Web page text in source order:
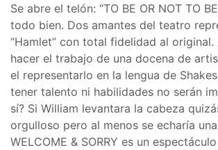
Se abre el telón: “TO BE OR NOT TO
todo bien. Dos amantes del teatro
“Hamlet” con total fidelidad al original.
hacer el trabajo de una docena de
el representarlo en la lengua de
tener talento ni habilidades no serán
sí? Si William levantara la cabeza
orgulloso pero al menos se echaría
WELCOME & SORRY es un